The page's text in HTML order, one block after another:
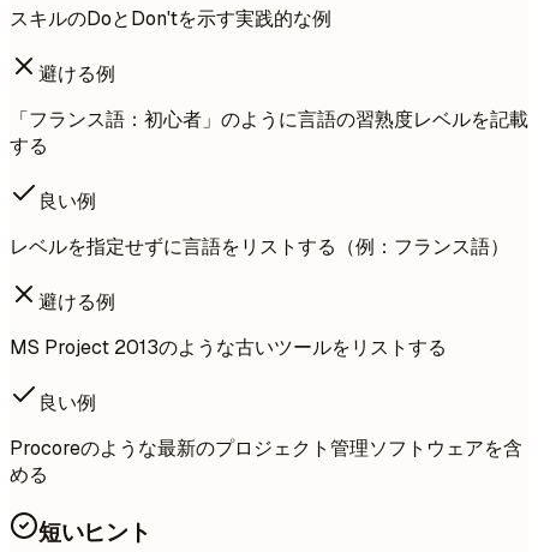
スキルのDoとDon'tを示す実践的な例
避ける例
「フランス語：初心者」のように言語の習熟度レベルを記載
する
良い例
レベルを指定せずに言語をリストする（例：フランス語）
避ける例
MS Project 2013のような古いツールをリストする
良い例
Procoreのような最新のプロジェクト管理ソフトウェアを含
める
短いヒント